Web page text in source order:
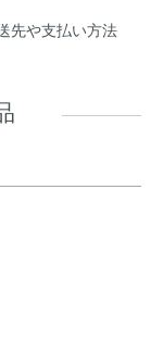
先や支払い方法